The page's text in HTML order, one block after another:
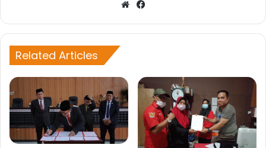
W
sit bo
Related Articles